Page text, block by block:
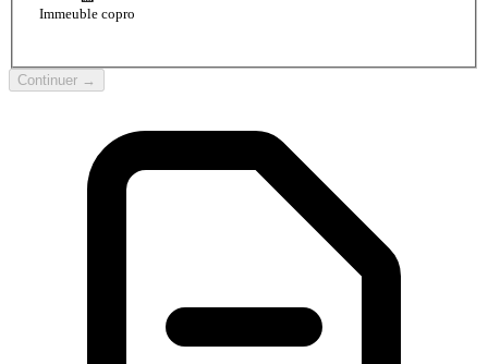
Immeuble copro
Continuer →